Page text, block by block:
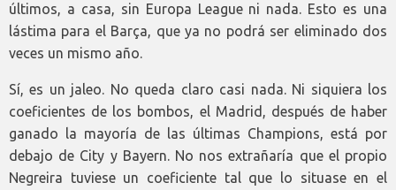
últimos, a casa, sin Europa League ni nada. Esto es una
lástima para el Barça, que ya no podrá ser eliminado dos
veces un mismo año.
Sí, es un jaleo. No queda claro casi nada. Ni siquiera los
coeficientes de los bombos, el Madrid, después de haber
ganado la mayoría de las últimas Champions, está por
debajo de City y Bayern. No nos extrañaría que el propio
Negreira tuviese un coeficiente tal que lo situase en el